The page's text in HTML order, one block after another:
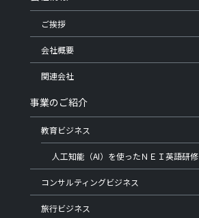
ご挨拶
会社概要
関連会社
事業のご紹介
教育ビジネス
人工知能（AI）を使ったＮＥＩ英語研修
コンサルティングビジネス
旅行ビジネス